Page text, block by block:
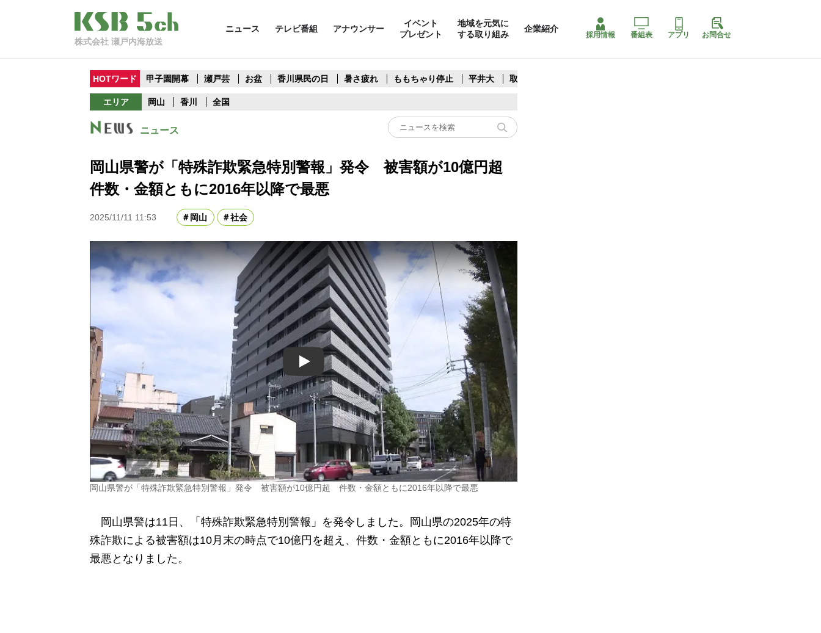
株式会社 瀬戸内海放送
ニュース テレビ番組 アナウンサー
イベント
プレゼント
地域を元気に
する取り組み
企業紹介
採用情報 番組表 アプリ お問合せ
HOTワード 甲子園開幕 瀬戸芸 お盆 香川県民の日 暑さ疲れ ももちゃり停止 平井大 取水制限
エリア 岡山 香川 全国
ニュース
岡山県警が「特殊詐欺緊急特別警報」発令 被害額が10億円超
件数・金額ともに2016年以降で最悪
2025/11/11 11:53 岡山 社会
Play
岡山県警が「特殊詐欺緊急特別警報」発令 被害額が10億円超 件数・金額ともに2016年以降で最悪
岡山県警は11日、「特殊詐欺緊急特別警報」を発令しました。岡山県の2025年の特
殊詐欺による被害額は10月末の時点で10億円を超え、件数・金額ともに2016年以降で
最悪となりました。